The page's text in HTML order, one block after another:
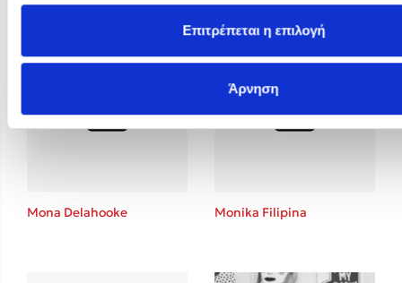
Επιτρέπεται η επιλογή
Άρνηση
Mona Delahooke Monika Filipina